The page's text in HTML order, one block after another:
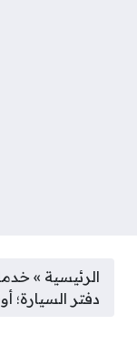
الرئيسية »
دفتر السيارة؛